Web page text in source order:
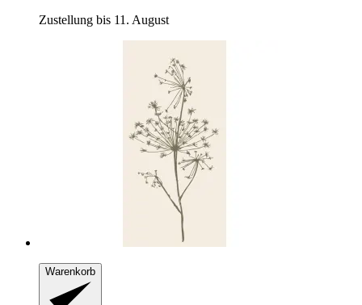
Zustellung bis 11. August
Warenkorb